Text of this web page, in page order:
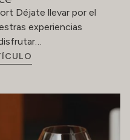
Déjate llevar por el
experiencias